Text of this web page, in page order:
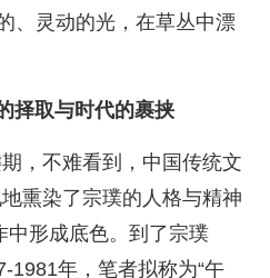
、灵动的光，在草丛中漂
择取与时代的裹挟
，不难看到，中国传统文
熏染了宗璞的人格与精神
中形成底色。到了宗璞
1981年，笔者拟称为“午